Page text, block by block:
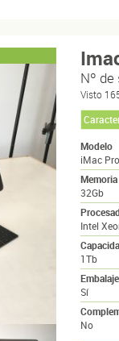
Nº de
Visto
Modelo
iMac Pro
32Gb
Intel
1Tb
Sí
No